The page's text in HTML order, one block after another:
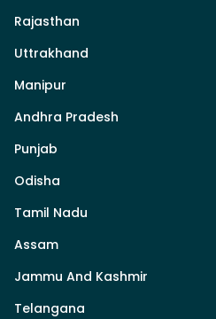
Rajasthan
Uttrakhand
Manipur
Andhra Pradesh
Punjab
Odisha
Tamil Nadu
Assam
Jammu And Kashmir
Telangana